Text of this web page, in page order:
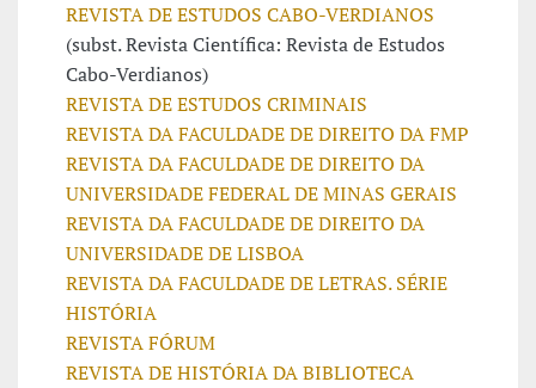
REVISTA DE ESTUDOS CABO-VERDIANOS
(subst. Revista Científica: Revista de Estudos
Cabo-Verdianos)
REVISTA DE ESTUDOS CRIMINAIS
REVISTA DA FACULDADE DE DIREITO DA FMP
REVISTA DA FACULDADE DE DIREITO DA
UNIVERSIDADE FEDERAL DE MINAS GERAIS
REVISTA DA FACULDADE DE DIREITO DA
UNIVERSIDADE DE LISBOA
REVISTA DA FACULDADE DE LETRAS. SÉRIE
HISTÓRIA
REVISTA FÓRUM
REVISTA DE HISTÓRIA DA BIBLIOTECA